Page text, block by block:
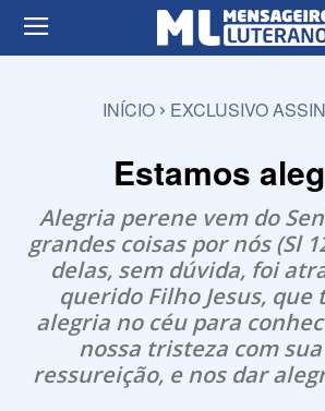
INÍCIO EXCLUSIVO
Estamos
Alegria perene vem do
grandes coisas por nós (Sl
delas, sem dúvida, foi
querido Filho Jesus, que
alegria no céu para
nossa tristeza com
ressureição, e nos dar